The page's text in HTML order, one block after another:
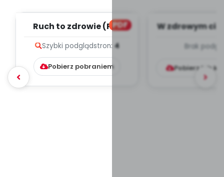
PDF
Ruch to zdrowie (PD)
Szybki podglądstron: 4
Pobierz pobraniem
W zdrowym
Brak
Pobierz lub